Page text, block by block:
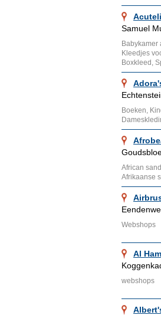
Samuel
Babykamer
Kleedjes
Boxkleed,
Boeken,
African
Afrikaanse
Webshops
Al
webshops